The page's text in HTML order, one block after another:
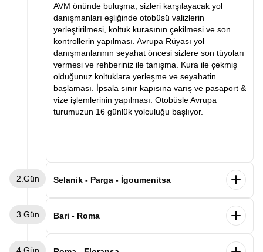
AVM önünde buluşma, sizleri karşılayacak yol
danışmanları eşliğinde otobüsü valizlerin
yerleştirilmesi, koltuk kurasının çekilmesi ve son
kontrollerin yapılması. Avrupa Rüyası yol
danışmanlarının seyahat öncesi sizlere son tüyoları
vermesi ve rehberiniz ile tanışma. Kura ile çekmiş
olduğunuz koltuklara yerleşme ve seyahatin
başlaması. İpsala sınır kapısına varış ve pasaport &
vize işlemlerinin yapılması. Otobüsle Avrupa
turumuzun 16 günlük yolculuğu başlıyor.
2.Gün Selanik - Parga - İgoumenitsa
Ardından Selanik şehir turu. Selanik’te görülecek
yerler arasında Atatürk’ün evi, Kordon, Beyaz Kule
3.Gün Bari - Roma